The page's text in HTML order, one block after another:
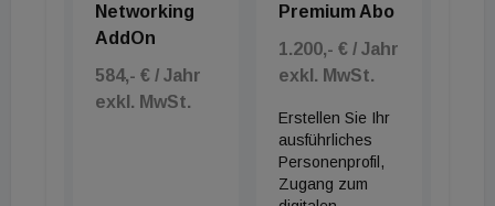
Networking
AddOn
584,- € / Jahr
exkl. MwSt.
Premium Abo
1.200,- € / Jahr
exkl. MwSt.
Erstellen Sie Ihr
ausführliches
Personenprofil,
Zugang zum